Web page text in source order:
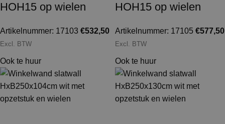
HOH15 op wielen
Artikelnummer: 17103 €532,50
Excl. BTW
HOH15 op wielen
Artikelnummer: 17105 €577,50
Excl. BTW
Ook te huur Ook te huur